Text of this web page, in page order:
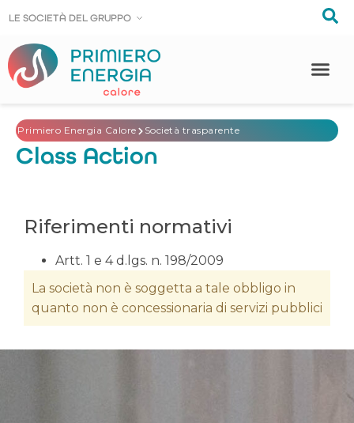
LE SOCIETÀ DEL GRUPPO
LE SOCIETÀ DEL GRUPPO
Primiero Energia Calore Società trasparente
Class Action
Riferimenti normativi
Artt. 1 e 4 d.lgs. n. 198/2009
La società non è soggetta a tale obbligo in
quanto non è concessionaria di servizi pubblici